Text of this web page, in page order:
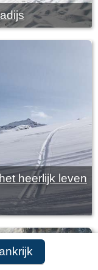
heerlijk leven